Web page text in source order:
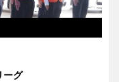
ーグ